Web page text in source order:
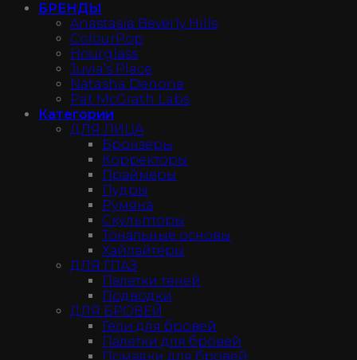
БРЕНДЫ
Anastasia Beverly Hills
ColourPop
Hourglass
Juvia’s Place
Natasha Denona
Pat McGrath Labs
Категории
ДЛЯ ЛИЦА
Бронзеры
Корректоры
Праймеры
Пудры
Румяна
Скульпторы
Тональные основы
Хайлайтеры
ДЛЯ ГЛАЗ
Палетки теней
Подводки
ДЛЯ БРОВЕЙ
Гели для бровей
Палетки для бровей
Помадки для бровей